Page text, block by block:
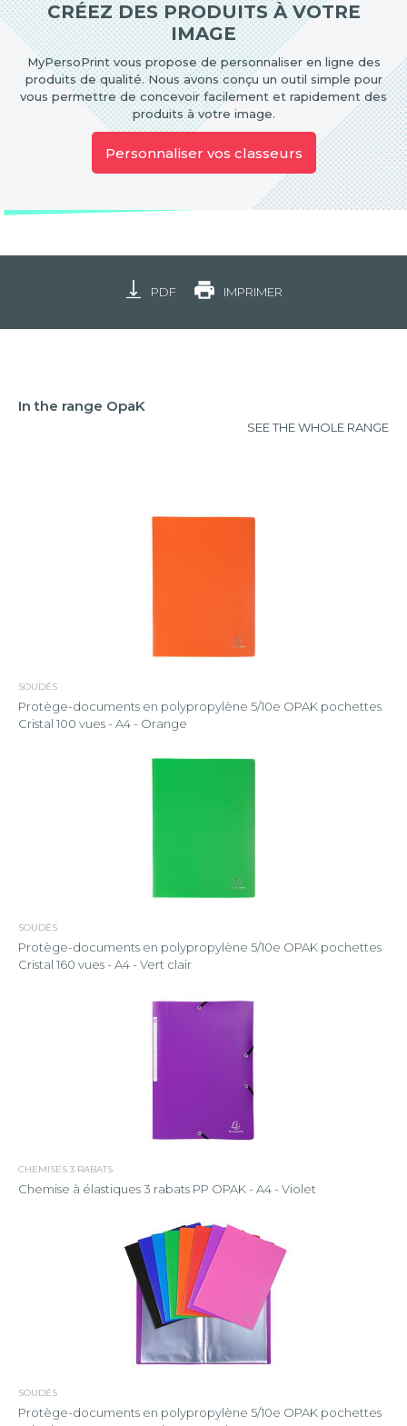
CRÉEZ DES PRODUITS À VOTRE
IMAGE
MyPersoPrint vous propose de personnaliser en ligne des
produits de qualité. Nous avons conçu un outil simple pour
vous permettre de concevoir facilement et rapidement des
produits à votre image.
Personnaliser vos classeurs
PDF IMPRIMER
In the range OpaK
SEE THE WHOLE RANGE
SOUDÉS
Protège-documents en polypropylène 5/10e OPAK pochettes
Cristal 100 vues - A4 - Orange
SOUDÉS
Protège-documents en polypropylène 5/10e OPAK pochettes
Cristal 160 vues - A4 - Vert clair
CHEMISES 3 RABATS
Chemise à élastiques 3 rabats PP OPAK - A4 - Violet
SOUDÉS
Protège-documents en polypropylène 5/10e OPAK pochettes